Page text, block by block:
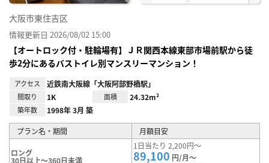
大阪市東住吉区
情報更新日 2026/08/02 15:00
【オートロック付・駐輪場有】ＪＲ関西本線東部市場前駅から徒
歩2分にあるバストイレ別マンスリーマンション！
アクセス 近鉄南大阪線「大阪阿部野橋駅」
間取り 1K 面積 24.32m²
築年数 1998年 3月 築
プラン名・期間 月額目安
ロング
30日以上～360日未満
1日当たり 2,200円～
89,100 円/月～